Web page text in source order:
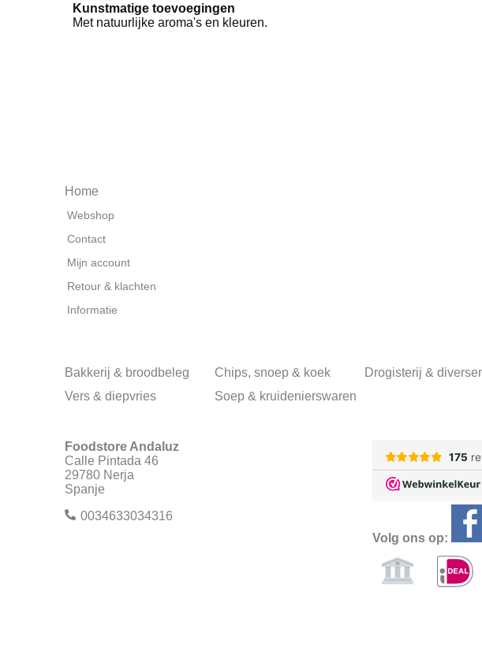
Kunstmatige toevoegingen
Met natuurlijke aroma's en kleuren.
Home
Webshop
Contact
Mijn account
Retour & klachten
Informatie
Bakkerij & broodbeleg Chips, snoep & koek Drogisterij &
Vers & diepvries
Soep & kruidenierswaren
Foodstore Andaluz
Calle Pintada 46
29780 Nerja
Spanje
0034633034316
Volg ons op: